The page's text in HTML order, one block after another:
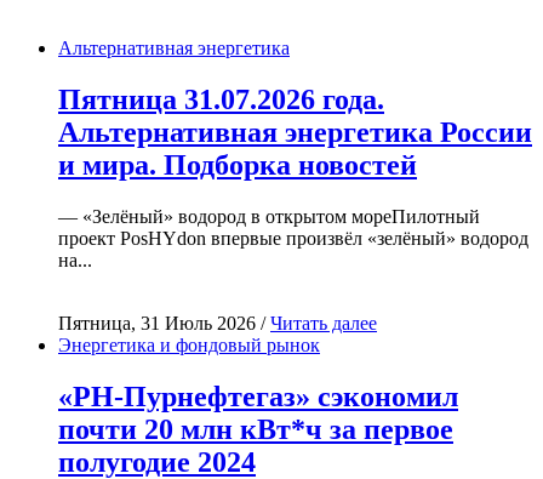
Альтернативная энергетика
Пятница 31.07.2026 года.
Альтернативная энергетика России
и мира. Подборка новостей
— «Зелёный» водород в открытом мореПилотный
проект PosHYdon впервые произвёл «зелёный» водород
на...
Пятница, 31 Июль 2026 /Читать далее
Энергетика и фондовый рынок
«РН-Пурнефтегаз» сэкономил
почти 20 млн кВт*ч за первое
полугодие 2024